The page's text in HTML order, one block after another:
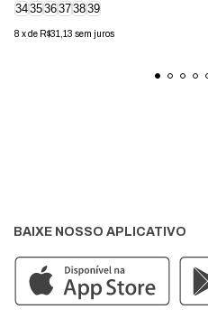
343536373839
8 xde R$31,13 sem juros
BAIXE NOSSO APLICATIVO